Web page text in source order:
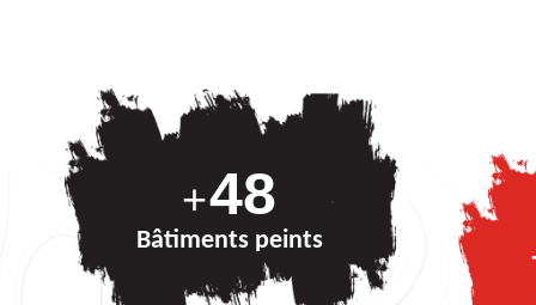
+69
Bâtiments peints